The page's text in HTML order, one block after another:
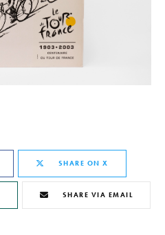
SHARE ON X
SHARE VIA EMAIL